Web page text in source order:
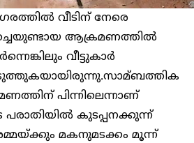
വീടിന് നേരെ
ആക്രമണത്തില്‍
വീട്ടുകാര്‍
പിന്നിലെന്നാണ്
പരാതിയില്‍ കുടപ്പനക്കുന്ന്
മകനുമടക്കം മൂന്ന്